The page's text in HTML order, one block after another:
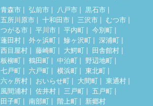
青森市 弘前市 八戸市
黒石市
五所川原市
十和田市 三沢市
むつ市
つがる市
平川市 平内町
今別町
蓬田村
外ヶ浜町 鰺ヶ沢町
深浦町
西目屋村
藤崎町 大鰐町
田舎館村
板柳町
鶴田町 中泊町
野辺地町
七戸町
六戸町 横浜町
東北町
六ヶ所村
おいらせ町 大間町
東通村
風間浦村
佐井村 三戸町
五戸町
田子町
南部町 階上町 新郷村